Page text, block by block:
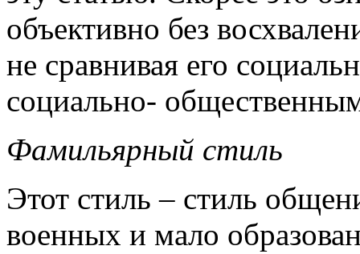
объективно без
не сравни­вая его
социально-
Фамильярный стиль
Этот стиль – стиль
военных и мало